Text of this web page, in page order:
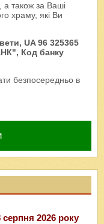
а також за Ваші
храму, які Ви
UA 96 325365
Код банку
безпосередньо в
серпня 2026 року